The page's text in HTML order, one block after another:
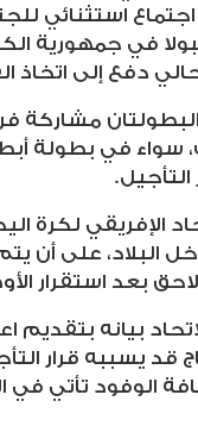
استثنائي
في جمهورية
دفع إلى اتخاذ
مشاركة
سواء في بطولة
التأجيل.
الإفريقي لكرة
البلاد، على أن
بعد استقرار
بيانه بتقديم
قد يسببه قرار
الوفود تأتي في